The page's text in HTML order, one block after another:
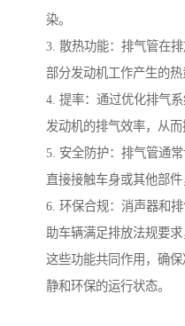
染。
3. 散热功能：排气管在
部分发动机工作产生的热
4. 提率：通过优化排气
发动机的排气效率，从而
5. 安全防护：排气管通
直接接触车身或其他部件
6. 环保合规：消声器和
助车辆满足排放法规要求
这些功能共同作用，确
静和环保的运行状态。